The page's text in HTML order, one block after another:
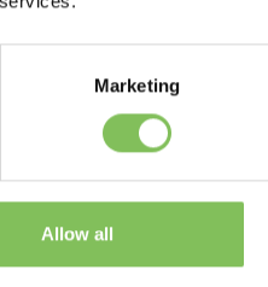
Marketing
Allow all